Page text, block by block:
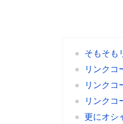
そもそも
リンクコ
リンクコ
リンクコ
更にオシ